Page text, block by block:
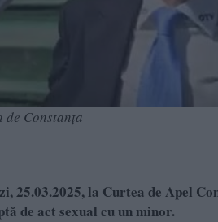
de Constanța
25.03.2025, la Curtea de Apel
de act sexual cu un minor.